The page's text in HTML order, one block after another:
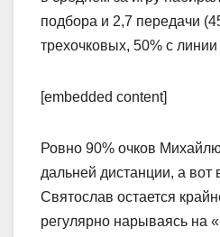
подбора и 2,7 передачи
трехочковых, 50% с
[embedded content]
Ровно 90% очков
дальней дистанции, а вот
Святослав остается
регулярно нарываясь на